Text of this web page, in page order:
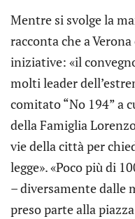
Mentre si svolge la
racconta che a
iniziative: «il
molti leader
comitato “No 194” a
della Famiglia
vie della città per
legge». «Poco più di
– diversamente dalle
preso parte alla